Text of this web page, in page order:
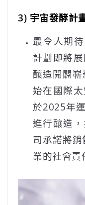
3) 宇宙發酵計
最令人期
計劃即將
釀造開闢
始在國際
於2025年
進行釀造
司承諾將
業的社會責